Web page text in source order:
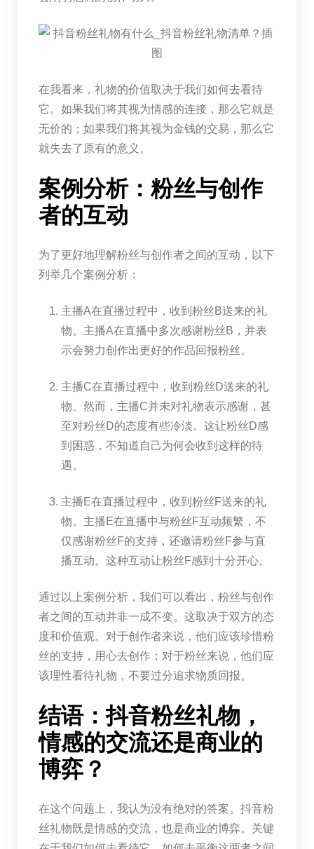
在我看来，礼物的价值取决于我们如何去看待
它。如果我们将其视为情感的连接，那么它就是
无价的；如果我们将其视为金钱的交易，那么它
就失去了原有的意义。
案例分析：粉丝与创作
者的互动
为了更好地理解粉丝与创作者之间的互动，以下
列举几个案例分析：
主播A在直播过程中，收到粉丝B送来的礼
物。主播A在直播中多次感谢粉丝B，并表
示会努力创作出更好的作品回报粉丝。
主播C在直播过程中，收到粉丝D送来的礼
物。然而，主播C并未对礼物表示感谢，甚
至对粉丝D的态度有些冷淡。这让粉丝D感
到困惑，不知道自己为何会收到这样的待
遇。
主播E在直播过程中，收到粉丝F送来的礼
物。主播E在直播中与粉丝F互动频繁，不
仅感谢粉丝F的支持，还邀请粉丝F参与直
播互动。这种互动让粉丝F感到十分开心。
通过以上案例分析，我们可以看出，粉丝与创作
者之间的互动并非一成不变。这取决于双方的态
度和价值观。对于创作者来说，他们应该珍惜粉
丝的支持，用心去创作；对于粉丝来说，他们应
该理性看待礼物，不要过分追求物质回报。
结语：抖音粉丝礼物，
情感的交流还是商业的
博弈？
在这个问题上，我认为没有绝对的答案。抖音粉
丝礼物既是情感的交流，也是商业的博弈。关键